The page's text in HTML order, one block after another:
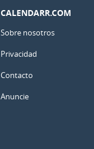
CALENDARR.COM
Sobre nosotros
Privacidad
Contacto
Anuncie